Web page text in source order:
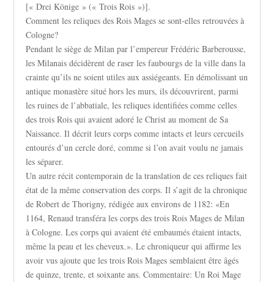
[« Drei Könige » (« Trois Rois »)].
Comment les reliques des Rois Mages se sont-elles retrouvées à
Cologne?
Pendant le siège de Milan par l’empereur Frédéric Barberousse,
les Milanais décidèrent de raser les faubourgs de la ville dans la
crainte qu’ils ne soient utiles aux assiégeants. En démolissant un
antique monastère situé hors les murs, ils découvrirent, parmi
les ruines de l’abbatiale, les reliques identifiées comme celles
des trois Rois qui avaient adoré le Christ au moment de Sa
Naissance. Il décrit leurs corps comme intacts et leurs cercueils
entourés d’un cercle doré, comme si l’on avait voulu ne jamais
les séparer.
Un autre récit contemporain de la translation de ces reliques fait
état de la même conservation des corps. Il s’agit de la chronique
de Robert de Thorigny, rédigée aux environs de 1182: «En
1164, Renaud transféra les corps des trois Rois Mages de Milan
à Cologne. Les corps qui avaient été embaumés étaient intacts,
même la peau et les cheveux.». Le chroniqueur qui affirme les
avoir vus ajoute que les trois Rois Mages semblaient être âgés
de quinze, trente, et soixante ans. Commentaire: Un Roi Mage